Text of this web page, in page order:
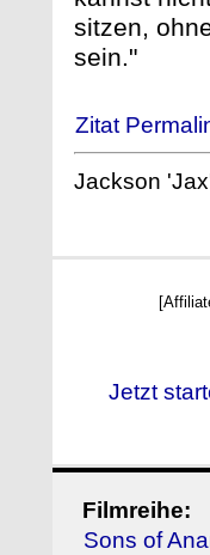
sitzen,
sein."
Zitat
Jackson
Jetzt
Filmreihe:
Sons of